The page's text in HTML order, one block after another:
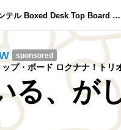
ル Boxed Desk Top Board DP67BG BOXDP67BGB3
sponsored
プ・ボード ロクナナ！トリ
る、が